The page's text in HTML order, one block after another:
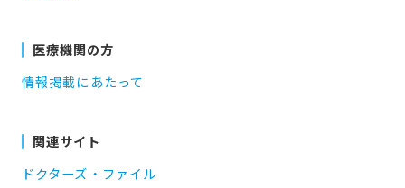
医療機関の方
情報掲載にあたって
関連サイト
ドクターズ・ファイル